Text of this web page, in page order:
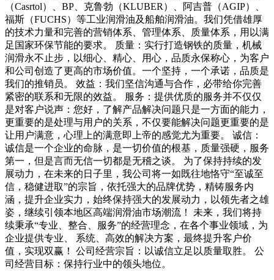
（Casrtol）、BP、克鲁勃（KLUBER）、阿吉普（AGIP）、
福斯（FUCHS）等工业润滑油及船舶润滑油。我们凭借雄厚
的技术力量和完善的营销体系、管理体系、质量体系，用以满
足国家环保节能的要求。 质量：实行打造钢铁的质量，机械
润滑永不止步，以细心、精心、用心，品质永保称心，为客户
和公司创造了更高的市场价值。一个坚持，一个承诺，品质是
我们的推销员。 效益：我们坚信沟通与合作，必带给你完善
紧密的联系和无限的效益。 服务：提供优质的服务并不仅仅
是对客户说声：您好，了解产品解决问题只是一方面的能力，
更重要的是处理与用户的关系，不仅要能解决问题更重要的是
让用户满意，心理上的满意即上帝的感觉尤为重要。 诚信：
诚信是一个企业的命脉，是一切价值的根基，质量强硬，服务
第一，但是言而无信一切都是无稽之谈。 为了保持持续的发
展动力，在未来的日子里，我公司将一如既往地恪守“至诚至
信，稳健进取”的宗旨，依托强大的品牌优势，精铸服务内
涵，提升企业实力，始终保持强大的发展动力，以领先者之雄
姿，继续引领本地区高端润滑油市场潮流！ 未来，我们将持
续秉承“专业、整合、服务”的经营理念，在各个事业领域，为
企业提供专业、 系统、高效的解决方案，最终提升客户价
值，实现双赢！ 公司经营宗旨：以诚信立足以质量取胜。 公
司经营目标：保持行业中的领头地位。